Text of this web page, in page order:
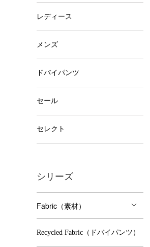
レディース
メンズ
ドバイパンツ
セール
セレクト
シリーズ
Fabric（素材）
Recycled Fabric（ドバイパンツ）